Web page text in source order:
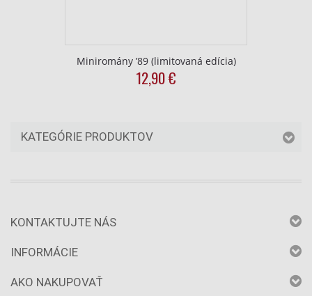
VýkonostnéMiniromány ’89 (limitovaná edícia)
12,90€
KATEGÓRIE PRODUKTOV
KONTAKTUJTE NÁS
INFORMÁCIE
AKO NAKUPOVAŤ